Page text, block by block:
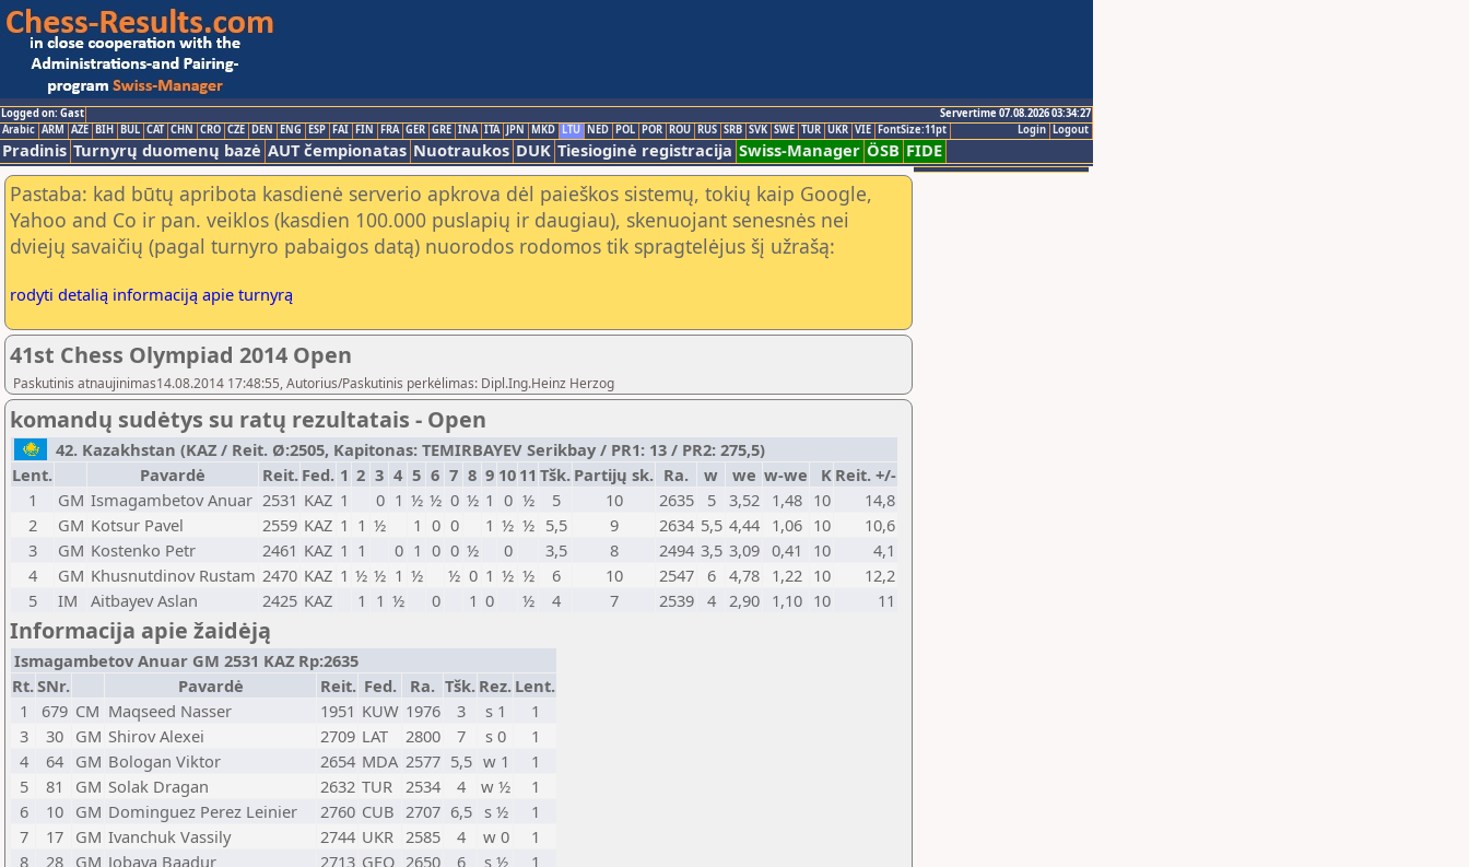
Logged on: Gast
Servertime 07.08.2026 03:34:27
Logout
Login
Arabic ARM AZE BIH BUL CAT CHN CRO CZE DEN ENG ESP FAI FIN FRA GER GRE INA ITA JPN MKD LTU NED POL POR ROU RUS SRB SVK SWE TUR UKR VIE FontSize:11pt
Pradinis Turnyrų duomenų bazė AUT čempionatas Nuotraukos DUK Tiesioginė registracija Swiss-Manager ÖSB FIDE
Pastaba: kad būtų apribota kasdienė serverio apkrova dėl paieškos sistemų, tokių kaip Google,
Yahoo and Co ir pan. veiklos (kasdien 100.000 puslapių ir daugiau), skenuojant senesnės nei
dviejų savaičių (pagal turnyro pabaigos datą) nuorodos rodomos tik spragtelėjus šį užrašą:
rodyti detalią informaciją apie turnyrą
41st Chess Olympiad 2014 Open
Paskutinis atnaujinimas14.08.2014 17:48:55, Autorius/Paskutinis perkėlimas: Dipl.Ing.Heinz Herzog
komandų sudėtys su ratų rezultatais - Open
42. Kazakhstan (KAZ / Reit. Ø:2505, Kapitonas: TEMIRBAYEV Serikbay / PR1: 13 / PR2: 275,5)
Lent.
Pavardė Reit. Fed. 1 2 3 4 5 6 7 8 9 10 11 Tšk. Partijų sk. Ra. w we w-we K Reit. +/-
1
GM Ismagambetov Anuar 2531 KAZ 1 0 1 ½ ½ 0 ½ 1 0 ½ 5 10 2635 5 3,52 1,48 10
14,8
2
GM Kotsur Pavel 2559 KAZ 1 1 ½ 1 0 0 1 ½ ½ 5,5 9 2634 5,5 4,44 1,06 10
10,6
3
GM Kostenko Petr 2461 KAZ 1 1 0 1 0 0 ½ 0 3,5 8 2494 3,5 3,09 0,41 10
4,1
4
GM Khusnutdinov Rustam 2470 KAZ 1 ½ ½ 1 ½ ½ 0 1 ½ ½ 6 10 2547 6 4,78 1,22 10
12,2
5
IM Aitbayev Aslan 2425 KAZ 1 1 ½ 0 1 0 ½ 4 7 2539 4 2,90 1,10 10 11
Informacija apie žaidėją
Ismagambetov Anuar GM 2531 KAZ Rp:2635
Rt.SNr. Pavardė Reit. Fed. Ra. Tšk. Rez. Lent.
1
679 CM Maqseed Nasser 1951 KUW 1976 3 s 1
1
3
30 GM Shirov Alexei 2709 LAT 2800 7 s 0
1
4
64 GM Bologan Viktor 2654 MDA 2577 5,5 w 1
1
5
81 GM Solak Dragan 2632 TUR 2534 4 w ½
1
6
10 GM Dominguez Perez Leinier 2760 CUB 2707 6,5 s ½
1
7
17 GM Ivanchuk Vassily 2744 UKR 2585 4 w 0
1
8
28 GM Jobava Baadur 2713 GEO 2650 6 s ½
1